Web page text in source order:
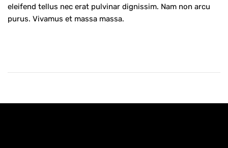
eleifend tellus nec erat pulvinar dignissim. Nam non arcu
purus. Vivamus et massa massa.